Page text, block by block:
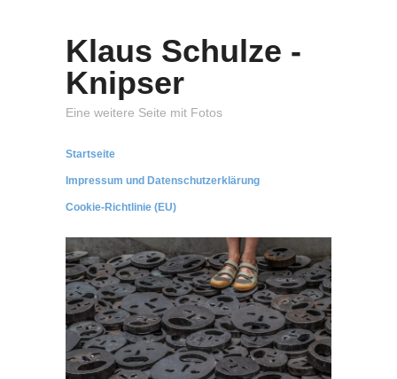
Klaus Schulze -
Knipser
Eine weitere Seite mit Fotos
Startseite
Impressum und Datenschutzerklärung
Cookie-Richtlinie (EU)